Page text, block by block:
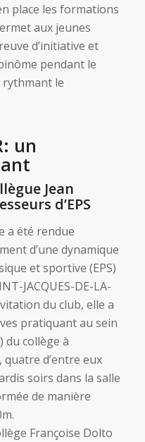
place les formations
aux jeunes
d’initiative et
pendant le
rythmant le
un
Jean
d’EPS
a été rendue
d’une dynamique
et sportive (EPS)
JACQUES-DE-LA-
du club, elle a
pratiquant au sein
du collège à
d’entre eux
soirs dans la salle
de manière
Françoise Dolto